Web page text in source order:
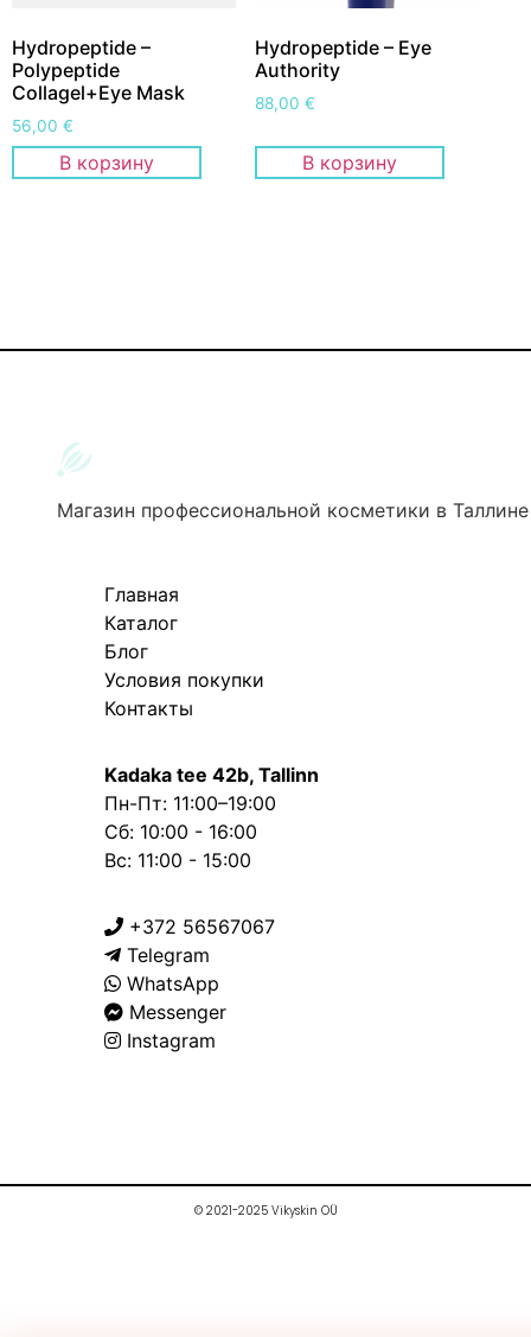
Hydropeptide –
Polypeptide
Collagel+Eye Mask
56,00 €
В корзину
Hydropeptide – Eye
Authority
88,00€
В корзину
Магазин профессиональной косметики в Таллине
Главная
Каталог
Блог
Условия покупки
Контакты
Kadaka tee 42b, Tallinn
Пн-Пт: 11:00–19:00
Сб: 10:00 - 16:00
Вс: 11:00 - 15:00
+372 56567067
Telegram
WhatsApp
Messenger
Instagram
© 2021-2025 Vikyskin OÜ